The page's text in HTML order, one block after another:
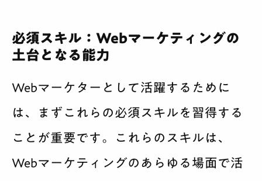
必須スキル：Webマーケティングの
土台となる能力
Webマーケターとして活躍するために
は、まずこれらの必須スキルを習得する
ことが重要です。これらのスキルは、
Webマーケティングのあらゆる場面で活